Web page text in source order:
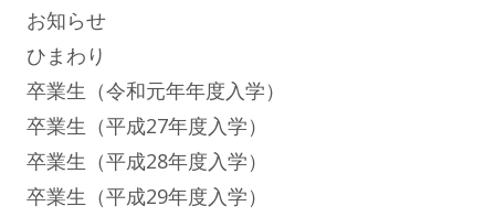
お知らせ
ひまわり
卒業生（令和元年年度入学）
卒業生（平成27年度入学）
卒業生（平成28年度入学）
卒業生（平成29年度入学）